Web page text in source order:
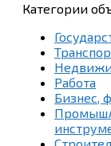
Категории
Работа
Бизнес,